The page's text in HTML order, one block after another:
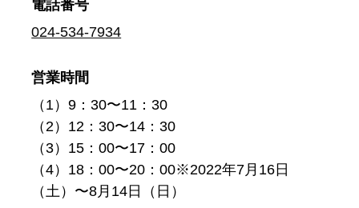
電話番号
024-534-7934
営業時間
（1）9：30〜11：30
（2）12：30〜14：30
（3）15：00〜17：00
（4）18：00〜20：00※2022年7月16日
（土）〜8月14日（日）